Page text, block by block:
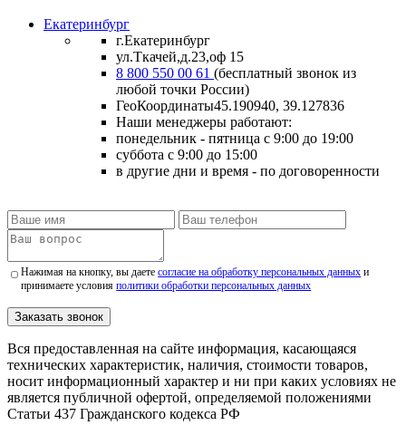
Екатеринбург
г.Екатеринбург
ул.Ткачей,д.23,оф 15
8 800 550 00 61 (бесплатный звонок из
любой точки России)
ГеоКоординаты45.190940, 39.127836
Наши менеджеры работают:
понедельник - пятница с 9:00 до 19:00
суббота с 9:00 до 15:00
в другие дни и время - по договоренности
Нажимая на кнопку, вы даетесогласие на обработку персональных данных и
принимаете условияполитики обработки персональных данных
Заказать звонок
Вся предоставленная на сайте информация, касающаяся
технических характеристик, наличия, стоимости товаров,
носит информационный характер и ни при каких условиях не
является публичной офертой, определяемой положениями
Статьи 437 Гражданского кодекса РФ